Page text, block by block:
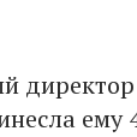
ему